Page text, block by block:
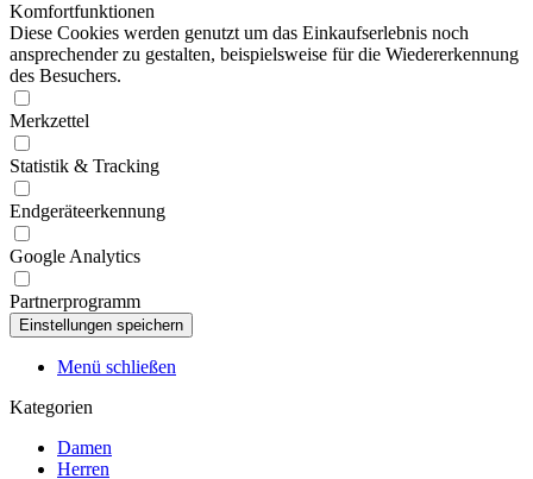
Komfortfunktionen
Diese Cookies werden genutzt um das Einkaufserlebnis noch
ansprechender zu gestalten, beispielsweise für die Wiedererkennung
des Besuchers.
Merkzettel
Statistik & Tracking
Endgeräteerkennung
Google Analytics
Partnerprogramm
Menü schließen
Kategorien
Damen
Herren